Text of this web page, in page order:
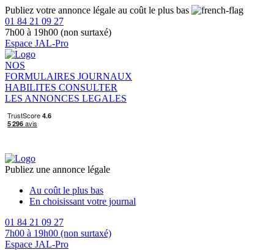
Publiez votre annonce légale au coût le plus bas
01 84 21 09 27
7h00 à 19h00 (non surtaxé)
Espace JAL-Pro
NOS
FORMULAIRES JOURNAUX
HABILITES CONSULTER
LES ANNONCES LEGALES
Publiez une annonce légale
Au coût le plus bas
En choisissant votre journal
01 84 21 09 27
7h00 à 19h00 (non surtaxé)
Espace JAL-Pro